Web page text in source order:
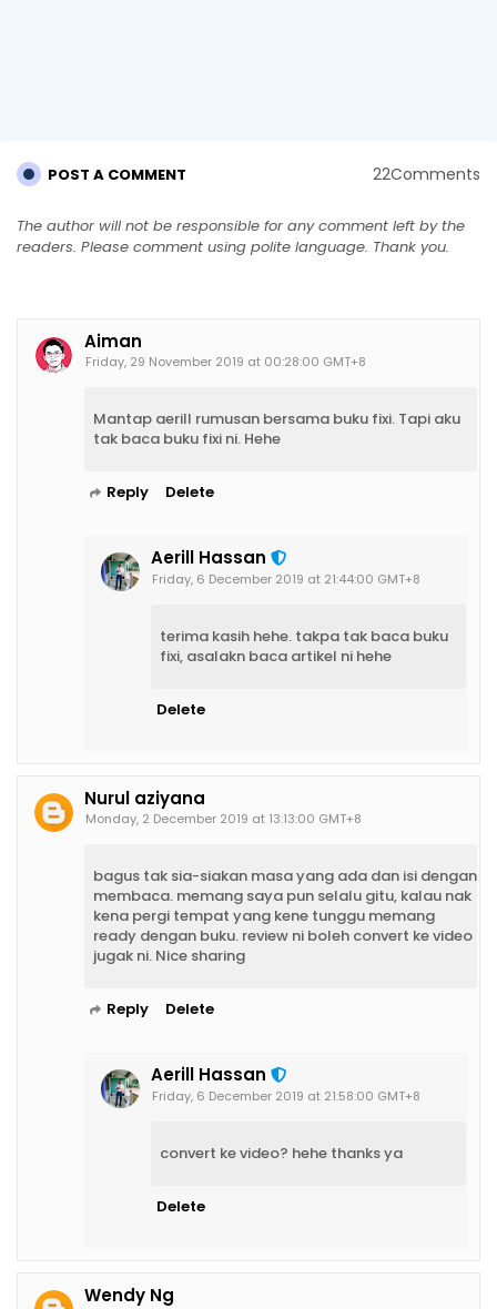
POST A COMMENT 22Comments
The author will not be responsible for any comment left by the
readers. Please comment using polite language. Thank you.
Aiman
Friday, 29 November 2019 at 00:28:00 GMT+8
Mantap aerill rumusan bersama buku fixi. Tapi aku
tak baca buku fixi ni. Hehe
Reply Delete
Aerill Hassan
Friday, 6 December 2019 at 21:44:00 GMT+8
terima kasih hehe. takpa tak baca buku
fixi, asalakn baca artikel ni hehe
Delete
Nurul aziyana
Monday, 2 December 2019 at 13:13:00 GMT+8
bagus tak sia-siakan masa yang ada dan isi dengan
membaca. memang saya pun selalu gitu, kalau nak
kena pergi tempat yang kene tunggu memang
ready dengan buku. review ni boleh convert ke video
jugak ni. Nice sharing
Reply Delete
Aerill Hassan
Friday, 6 December 2019 at 21:58:00 GMT+8
convert ke video? hehe thanks ya
Delete
Wendy Ng